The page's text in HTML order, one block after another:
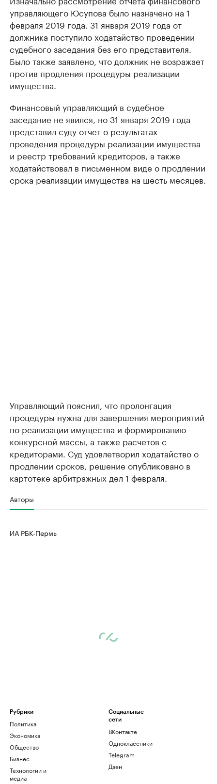
управляющего Юсупова было назначено на 1
февраля 2019 года. 31 января 2019 года от
должника поступило ходатайство проведении
судебного заседания без его представителя.
Было также заявлено, что должник не возражает
против продления процедуры реализации
имущества.
Финансовый управляющий в судебное
заседание не явился, но 31 января 2019 года
представил суду отчет о результатах
проведения процедуры реализации имущества
и реестр требований кредиторов, а также
ходатайствовал в письменном виде о продлении
срока реализации имущества на шесть месяцев.
Управляющий пояснил, что пролонгация
процедуры нужна для завершения мероприятий
по реализации имущества и формированию
конкурсной массы, а также расчетов с
кредиторами. Суд удовлетворил ходатайство о
продлении сроков, решение опубликовано в
картотеке арбитражных дел 1 февраля.
Авторы
ИА РБК-Пермь
Рубрики
Политика
Экономика
Общество
Бизнес
Технологии и
медиа
Социальные
сети
ВКонтакте
Одноклассники
Telegram
Дзен